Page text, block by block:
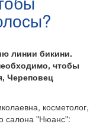
линии бикини.
чтобы
Череповец
косметолог,
салона "Нюанс":